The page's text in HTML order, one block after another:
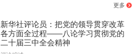
更多
新华社评论员：把党的领导贯穿改革
各方面全过程——八论学习贯彻党的
二十届三中全会精神